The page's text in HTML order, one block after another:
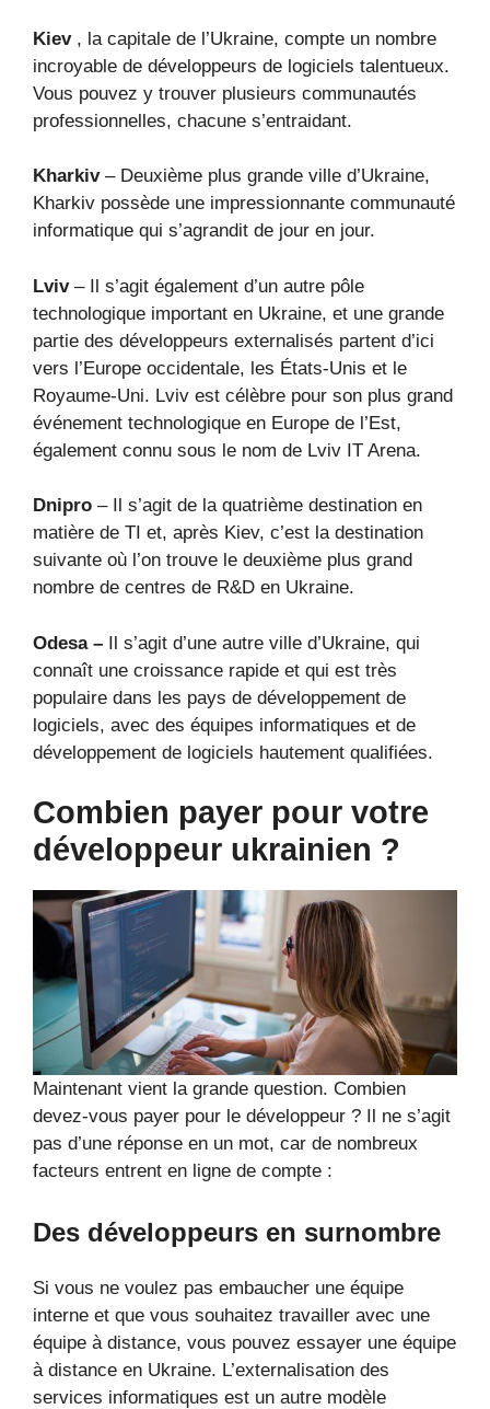
Kiev , la capitale de l’Ukraine, compte un nombre
incroyable de développeurs de logiciels talentueux.
Vous pouvez y trouver plusieurs communautés
professionnelles, chacune s’entraidant.
Kharkiv– Deuxième plus grande ville d’Ukraine,
Kharkiv possède une impressionnante communauté
informatique qui s’agrandit de jour en jour.
Lviv– Il s’agit également d’un autre pôle
technologique important en Ukraine, et une grande
partie des développeurs externalisés partent d’ici
vers l’Europe occidentale, les États-Unis et le
Royaume-Uni. Lviv est célèbre pour son plus grand
événement technologique en Europe de l’Est,
également connu sous le nom de Lviv IT Arena.
Dnipro – Il s’agit de la quatrième destination en
matière de TI et, après Kiev, c’est la destination
suivante où l’on trouve le deuxième plus grand
nombre de centres de R&D en Ukraine.
Odesa – Il s’agit d’une autre ville d’Ukraine, qui
connaît une croissance rapide et qui est très
populaire dans les pays de développement de
logiciels, avec des équipes informatiques et de
développement de logiciels hautement qualifiées.
Combien payer pour votre
développeur ukrainien ?
Maintenant vient la grande question. Combien
devez-vous payer pour le développeur ? Il ne s’agit
pas d’une réponse en un mot, car de nombreux
facteurs entrent en ligne de compte :
Des développeurs en surnombre
Si vous ne voulez pas embaucher une équipe
interne et que vous souhaitez travailler avec une
équipe à distance, vous pouvez essayer une équipe
à distance en Ukraine. L’externalisation des
services informatiques est un autre modèle